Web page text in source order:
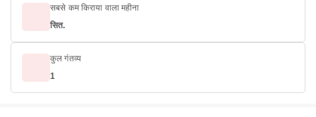
सबसे कम किराया वाला महीना
सित.
कुल गंतव्य
1